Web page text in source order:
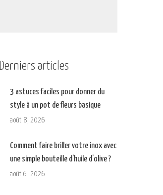
Derniers articles
3 astuces faciles pour donner du
style à un pot de fleurs basique
août 8, 2026
Comment faire briller votre inox avec
une simple bouteille d’huile d’olive ?
août 6, 2026